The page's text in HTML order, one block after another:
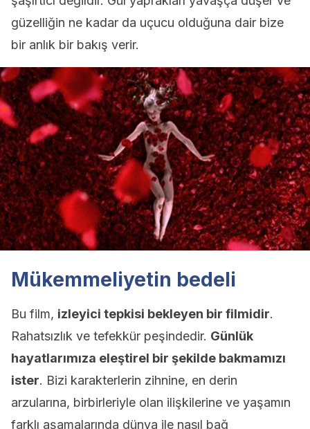
güzelliğin ne kadar da uçucu olduğuna dair bize
bir anlık bir bakış verir.
Mükemmeliyetin bedeli
Bu film, izleyici tepkisi bekleyen bir filmidir.
Rahatsızlık ve tefekkür peşindedir. Günlük
hayatlarımıza eleştirel bir şekilde bakmamızı
ister. Bizi karakterlerin zihnine, en derin
arzularına, birbirleriyle olan ilişkilerine ve yaşamın
farklı aşamalarında dünya ile nasıl bağ